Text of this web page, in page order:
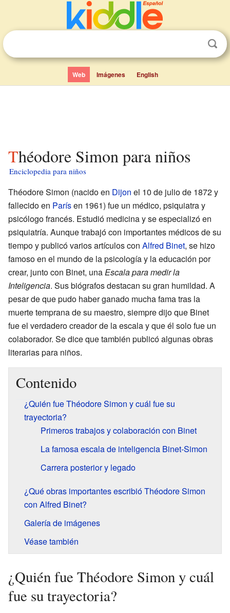
Web Imágenes English
Théodore Simon para niños
Enciclopedia para niños
Théodore Simon (nacido en Dijon el 10 de julio de 1872 y
fallecido en Parísen 1961) fue un médico, psiquiatra y
psicólogo francés. Estudió medicina y se especializó en
psiquiatría. Aunque trabajó con importantes médicos de su
tiempo y publicó varios artículos con Alfred Binet, se hizo
famoso en el mundo de la psicología y la educación por
crear, junto con Binet, unaEscala para medir la
Inteligencia. Sus biógrafos destacan su gran humildad. A
pesar de que pudo haber ganado mucha fama tras la
muerte temprana de su maestro, siempre dijo que Binet
fue el verdadero creador de la escala y que él solo fue un
colaborador. Se dice que también publicó algunas obras
literarias para niños.
Contenido
¿Quién fue Théodore Simon y cuál fue su
trayectoria?
Primeros trabajos y colaboración con Binet
La famosa escala de inteligencia Binet-Simon
Carrera posterior y legado
¿Qué obras importantes escribió Théodore Simon
con Alfred Binet?
Galería de imágenes
Véase también
¿Quién fue Théodore Simon y cuál
fue su trayectoria?